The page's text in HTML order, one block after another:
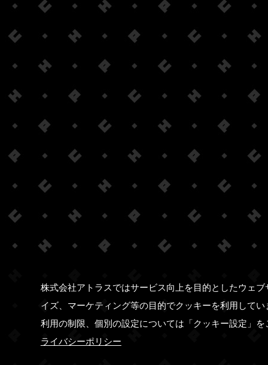
株式会社アトラスではサービス向上を目的としたウェ
イズ、マーケティング等の目的でクッキーを利用して
利用の制限、個別の設定については「クッキー設定」
ライバシーポリシー